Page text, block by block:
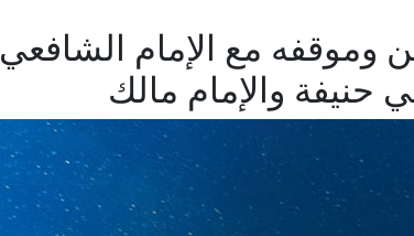
وموقفه مع الإمام الشافعي
حنيفة والإمام مالك